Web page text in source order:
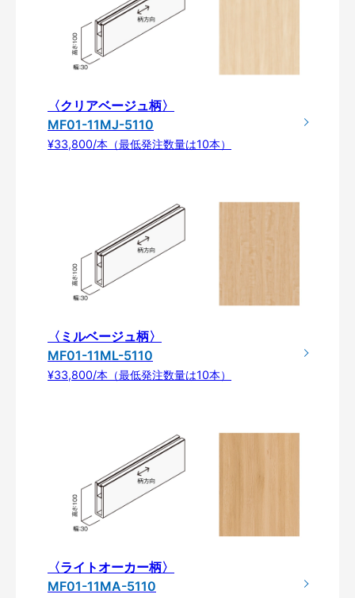
〈クリアベージュ柄〉
MF01-11MJ-5110
¥33,800/本（最低発注数量は10本）
〈ミルベージュ柄〉
MF01-11ML-5110
¥33,800/本（最低発注数量は10本）
〈ライトオーカー柄〉
MF01-11MA-5110